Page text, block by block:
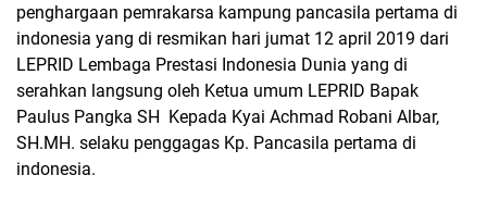
penghargaan pemrakarsa kampung pancasila pertama di
indonesia yang di resmikan hari jumat 12 april 2019 dari
LEPRID Lembaga Prestasi Indonesia Dunia yang di
serahkan langsung oleh Ketua umum LEPRID Bapak
Paulus Pangka SH Kepada Kyai Achmad Robani Albar,
SH.MH. selaku penggagas Kp. Pancasila pertama di
indonesia.